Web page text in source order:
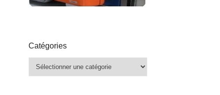
Catégories
Catégories